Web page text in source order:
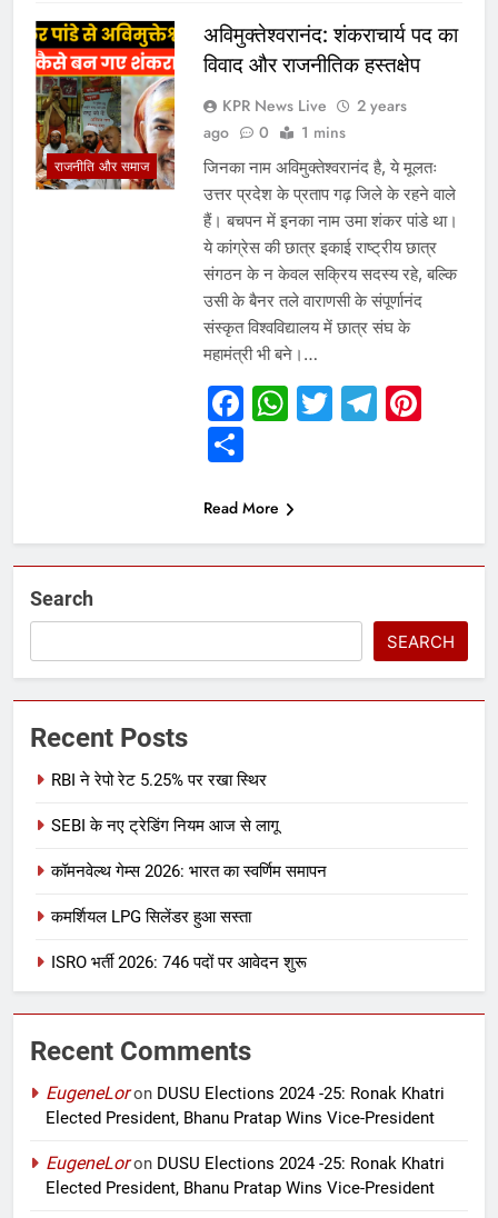
राजनीति और समाज
अविमुक्तेश्वरानंद: शंकराचार्य पद का
विवाद और राजनीतिक हस्तक्षेप
KPR News Live
2 years
ago
0 1 mins
जिनका नाम अविमुक्तेश्वरानंद है, ये मूलतः
उत्तर प्रदेश के प्रताप गढ़ जिले के रहने वाले
हैं। बचपन में इनका नाम उमा शंकर पांडे था।
ये कांग्रेस की छात्र इकाई राष्ट्रीय छात्र
संगठन के न केवल सक्रिय सदस्य रहे, बल्कि
उसी के बैनर तले वाराणसी के संपूर्णानंद
संस्कृत विश्वविद्यालय में छात्र संघ के
महामंत्री भी बने।…
Facebook
WhatsApp
Twitter
Share
Read More
Search
SEARCH
Recent Posts
RBI ने रेपो रेट 5.25% पर रखा स्थिर
SEBI के नए ट्रेडिंग नियम आज से लागू
कॉमनवेल्थ गेम्स 2026: भारत का स्वर्णिम समापन
कमर्शियल LPG सिलेंडर हुआ सस्ता
ISRO भर्ती 2026: 746 पदों पर आवेदन शुरू
Recent Comments
EugeneLoron DUSU Elections 2024 -25: Ronak Khatri
Elected President, Bhanu Pratap Wins Vice-President
EugeneLoron DUSU Elections 2024 -25: Ronak Khatri
Elected President, Bhanu Pratap Wins Vice-President